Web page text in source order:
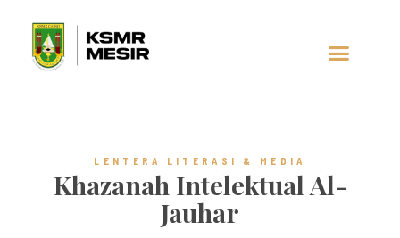
LENTERA LITERASI & MEDIA
Khazanah Intelektual Al-
Jauhar